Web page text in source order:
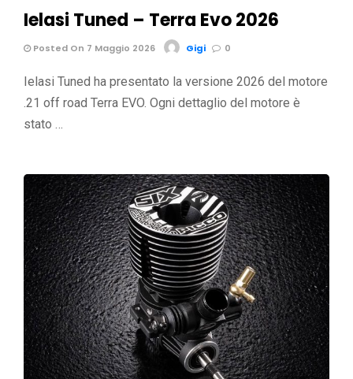
Ielasi Tuned – Terra Evo 2026
Posted On 7 Maggio 2026 Gigi 0
Ielasi Tuned ha presentato la versione 2026 del motore
.21 off road Terra EVO. Ogni dettaglio del motore è
stato …